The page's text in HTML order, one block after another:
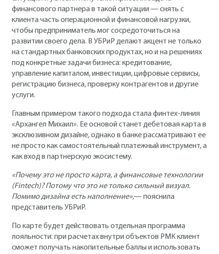
финансового партнера в такой ситуации — снять с
клиента часть операционной и финансовой нагрузки,
чтобы предприниматель мог сосредоточиться на
развитии своего дела. В УБРиР делают акцент не только
на стандартных банковских продуктах, но и на решениях
под конкретные задачи бизнеса: кредитование,
управление капиталом, инвестиции, цифровые сервисы,
регистрацию бизнеса, проверку контрагентов и другие
услуги.
Главным примером такого подхода стала финтех-линия
«Архангел Михаил». Ее основой станет дебетовая карта в
эксклюзивном дизайне, однако в банке рассматривают ее
не просто как самостоятельный платежный инструмент, а
как вход в партнерскую экосистему.
«Почему это не просто карта, а финансовые технологии
(Fintech)? Потому что это не только сильный визуал.
Помимо дизайна есть наполнение»,— пояснила
представитель УБРиР.
По карте будет действовать отдельная программа
лояльности: при расчетах внутри объектов РМК клиент
сможет получать накопительные баллы и использовать